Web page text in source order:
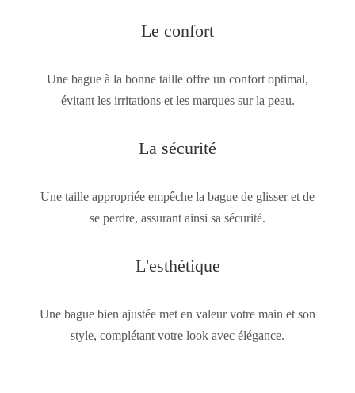
Le confort
Une bague à la bonne taille offre un confort optimal,
évitant les irritations et les marques sur la peau.
La sécurité
Une taille appropriée empêche la bague de glisser et de
se perdre, assurant ainsi sa sécurité.
L'esthétique
Une bague bien ajustée met en valeur votre main et son
style, complétant votre look avec élégance.